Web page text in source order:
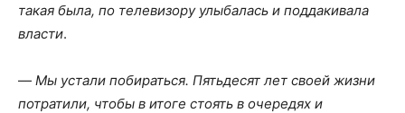
такая была, по телевизору улыбалась и поддакивала
власти.
— Мы устали побираться. Пятьдесят лет своей жизни
потратили, чтобы в итоге стоять в очередях и